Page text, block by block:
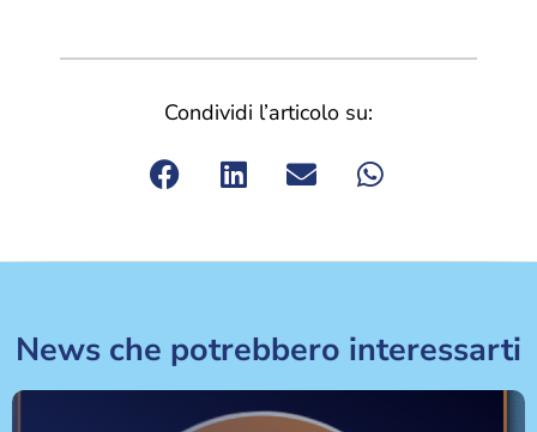
Condividi l’articolo su:
News che potrebbero interessarti